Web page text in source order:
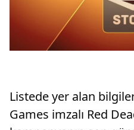
Listede yer alan
Games imzalı Red